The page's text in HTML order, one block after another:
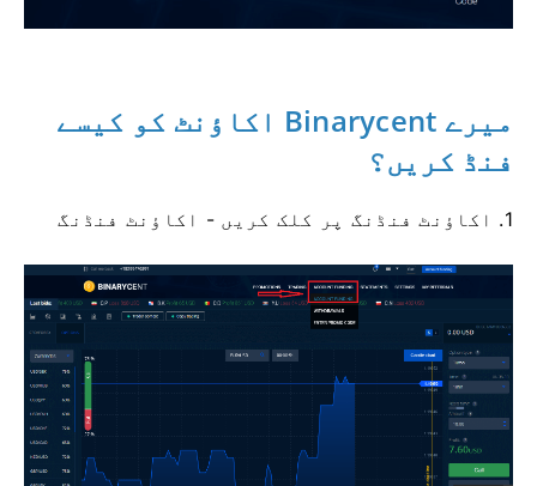
میرے Binarycent اکاؤنٹ کو کیسے
فنڈ کریں؟
1. اکاؤنٹ فنڈنگ ​​پر کلک کریں - اکاؤنٹ فنڈنگ